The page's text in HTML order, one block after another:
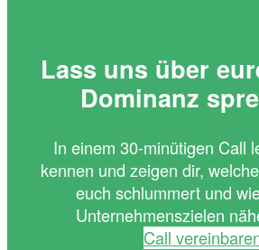
Lass uns über
Dominanz
In einem 30-minütigen Call
kennen und zeigen dir,
euch schlummert und
Unternehmenszielen
Call